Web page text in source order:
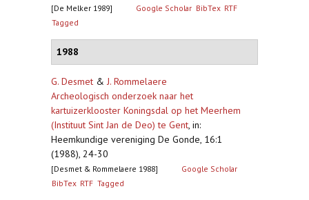
[De Melker 1989] Google Scholar BibTex RTF
Tagged
1988
G. Desmet & J. Rommelaere
Archeologisch onderzoek naar het
kartuizerklooster Koningsdal op het Meerhem
(Instituut Sint Jan de Deo) te Gent, in:
Heemkundige vereniging De Gonde, 16:1
(1988), 24-30
[Desmet & Rommelaere 1988]
Google Scholar
BibTex RTF Tagged